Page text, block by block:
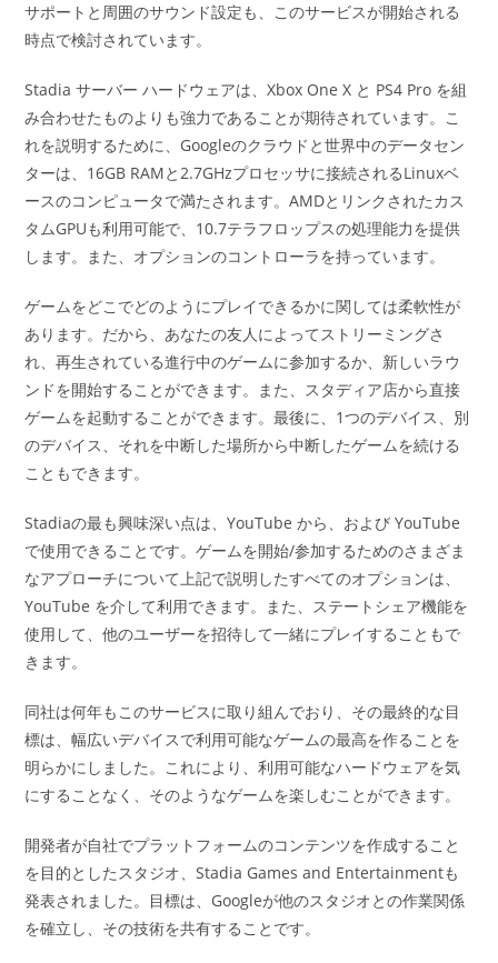
サポートと周囲のサウンド設定も、このサービスが開始される
時点で検討されています。
Stadia サーバー ハードウェアは、Xbox One X と PS4 Pro を組
み合わせたものよりも強力であることが期待されています。こ
れを説明するために、Googleのクラウドと世界中のデータセン
ターは、16GB RAMと2.7GHzプロセッサに接続されるLinuxベ
ースのコンピュータで満たされます。AMDとリンクされたカス
タムGPUも利用可能で、10.7テラフロップスの処理能力を提供
します。また、オプションのコントローラを持っています。
ゲームをどこでどのようにプレイできるかに関しては柔軟性が
あります。だから、あなたの友人によってストリーミングさ
れ、再生されている進行中のゲームに参加するか、新しいラウ
ンドを開始することができます。また、スタディア店から直接
ゲームを起動することができます。最後に、1つのデバイス、別
のデバイス、それを中断した場所から中断したゲームを続ける
こともできます。
Stadiaの最も興味深い点は、YouTube から、および YouTube
で使用できることです。ゲームを開始/参加するためのさまざま
なアプローチについて上記で説明したすべてのオプションは、
YouTube を介して利用できます。また、ステートシェア機能を
使用して、他のユーザーを招待して一緒にプレイすることもで
きます。
同社は何年もこのサービスに取り組んでおり、その最終的な目
標は、幅広いデバイスで利用可能なゲームの最高を作ることを
明らかにしました。これにより、利用可能なハードウェアを気
にすることなく、そのようなゲームを楽しむことができます。
開発者が自社でプラットフォームのコンテンツを作成すること
を目的としたスタジオ、Stadia Games and Entertainmentも
発表されました。目標は、Googleが他のスタジオとの作業関係
を確立し、その技術を共有することです。